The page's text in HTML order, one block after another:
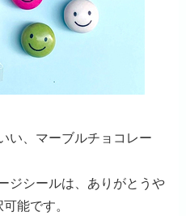
い、マーブルチョコレー
ジシールは、ありがとうや
能です。